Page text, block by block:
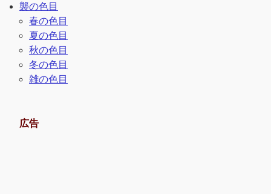
襲の色目
春の色目
夏の色目
秋の色目
冬の色目
雑の色目
広告